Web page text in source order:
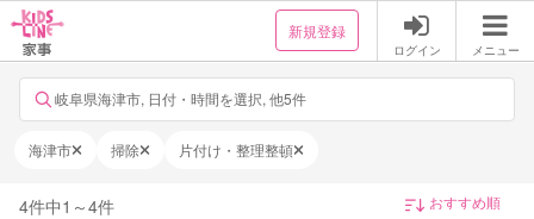
新規登録
ログイン メニュー
岐阜県海津市, 日付・時間を選択, 他5件
海津市 掃除 片付け・整理整頓
4件中1 ～4件